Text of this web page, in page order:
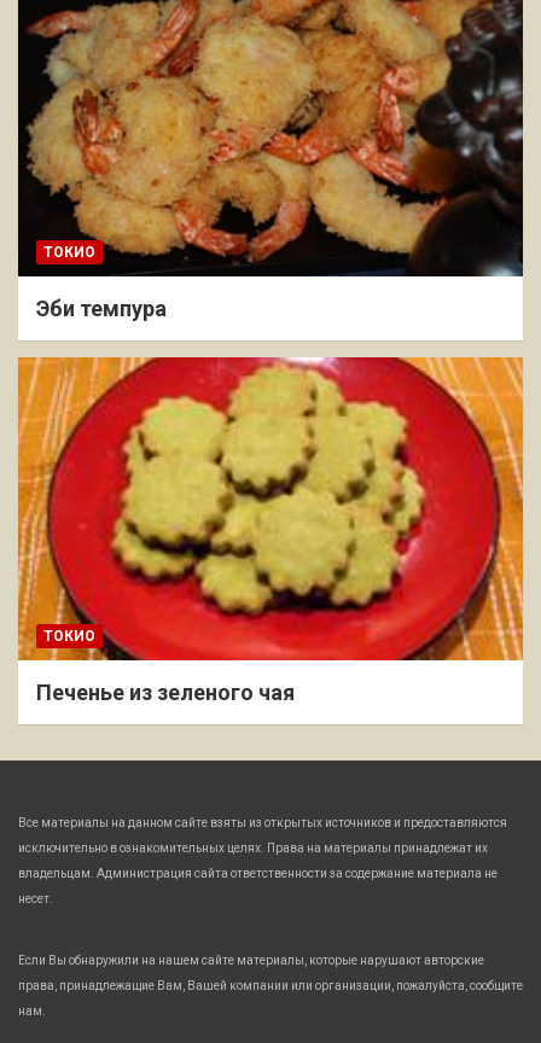
ТОКИО
Эби темпура
ТОКИО
Печенье из зеленого чая
Все материалы на данном сайте взяты из открытых источников и предоставляются
исключительно в ознакомительных целях. Права на материалы принадлежат их
владельцам. Администрация сайта ответственности за содержание материала не
несет.
Если Вы обнаружили на нашем сайте материалы, которые нарушают авторские
права, принадлежащие Вам, Вашей компании или организации, пожалуйста, сообщите
нам.